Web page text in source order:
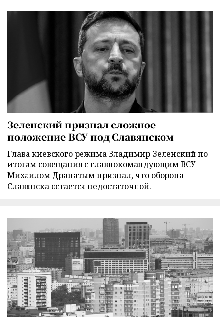
Зеленский признал сложное
положение ВСУ под Славянском
Глава киевского режима Владимир Зеленский по
итогам совещания с главнокомандующим ВСУ
Михаилом Драпатым признал, что оборона
Славянска остается недостаточной.